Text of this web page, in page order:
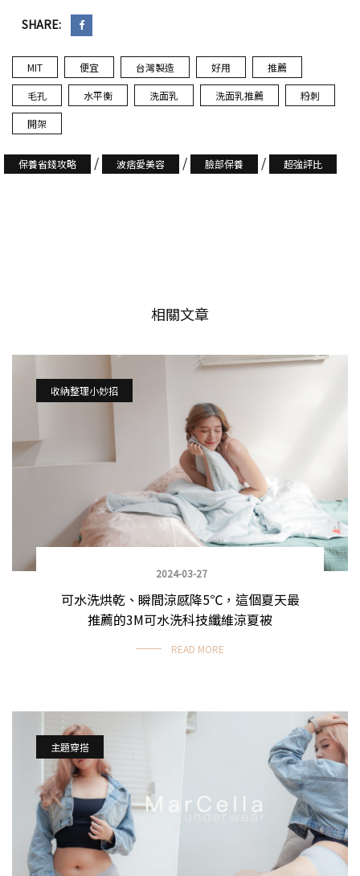
SHARE:
MIT 便宜 台灣製造 好用 推薦
毛孔 水平衡 洗面乳 洗面乳推薦 粉刺
開架
保養省錢攻略 / 波痞愛美容 / 臉部保養 / 超強評比
相關文章
收納整理小妙招
2024-03-27
可水洗烘乾、瞬間涼感降5℃，這個夏天最
推薦的3M可水洗科技纖維涼夏被
READ MORE
主題穿搭